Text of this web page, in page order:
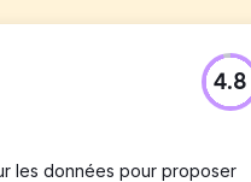
présence en ligne.
du référencement et de
4.8
les données pour proposer